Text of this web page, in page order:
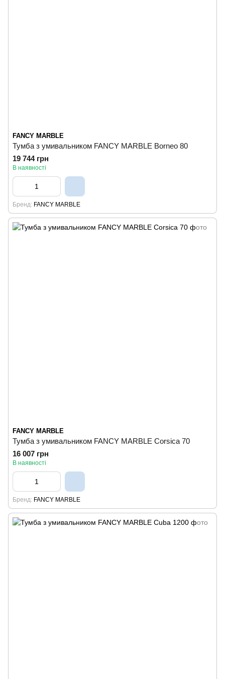
FANCY MARBLE
Тумба з умивальником FANCY MARBLE Borneo 80
19 744 грн
В наявності
Бренд FANCY MARBLE
FANCY MARBLE
Тумба з умивальником FANCY MARBLE Corsica 70
16 007 грн
В наявності
Бренд FANCY MARBLE